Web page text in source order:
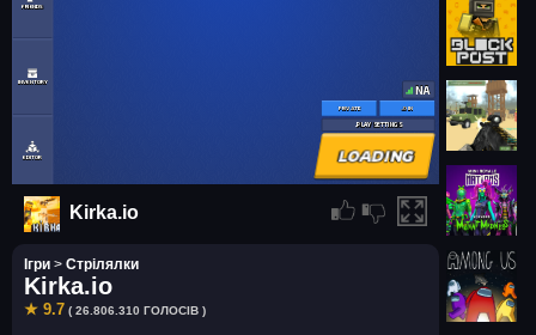
Kirka.io
Ігри > Стрілялки
Kirka.io
★ 9.7 ( 26.806.310 ГОЛОСІВ )